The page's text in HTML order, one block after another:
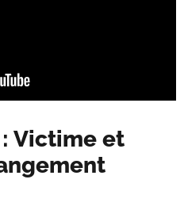
Victime et